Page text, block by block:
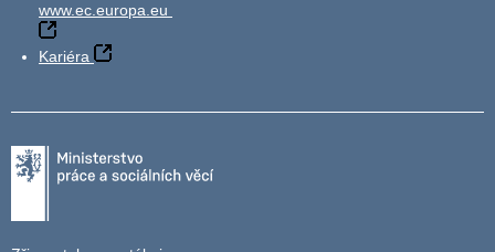
www.ec.europa.eu
Kariéra